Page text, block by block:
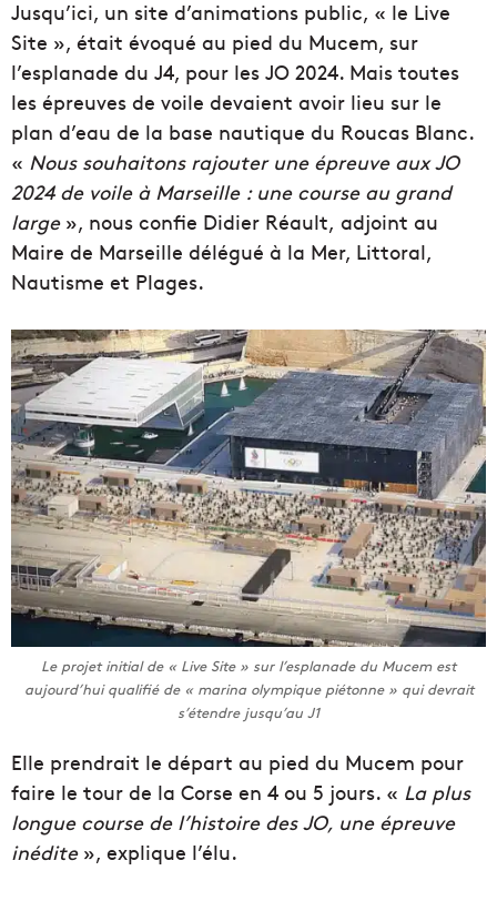
Jusqu’ici, un site d’animations public, « le Live
Site », était évoqué au pied du Mucem, sur
l’esplanade du J4, pour les JO 2024. Mais toutes
les épreuves de voile devaient avoir lieu sur le
plan d’eau de la base nautique du Roucas Blanc.
« Nous souhaitons rajouter une épreuve aux JO
2024 de voile à Marseille : une course au grand
large», nous confie Didier Réault, adjoint au
Maire de Marseille délégué à la Mer, Littoral,
Nautisme et Plages.
Le projet initial de « Live Site » sur l’esplanade du Mucem est
aujourd’hui qualifié de « marina olympique piétonne » qui devrait
s’étendre jusqu’au J1
Elle prendrait le départ au pied du Mucem pour
faire le tour de la Corse en 4 ou 5 jours. « La plus
longue course de l’histoire des JO, une épreuve
inédite», explique l’élu.